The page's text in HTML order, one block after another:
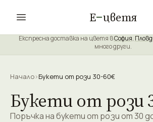
Е цветя
Експресна доставка на цветя вСофия,
много други.
Начало›Букети от рози 30-60€
Букети от рози
Поръчка на букети от рози от 30